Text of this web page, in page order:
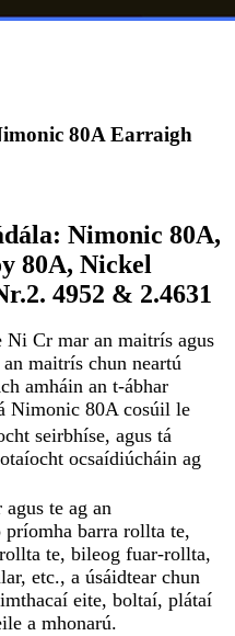
80A Earraigh
Nimonic 80A,
80A, Nickel
4952 & 2.4631
Cr mar an maitrís agus
maitrís chun neartú
amháin an t-ábhar
Nimonic 80A cosúil le
seirbhíse, agus tá
ocsaídiúcháin ag
te ag an
barra rollta te,
te, bileog fuar-rollta,
etc., a úsáidtear chun
eite, boltaí, plátaí
a mhonarú.